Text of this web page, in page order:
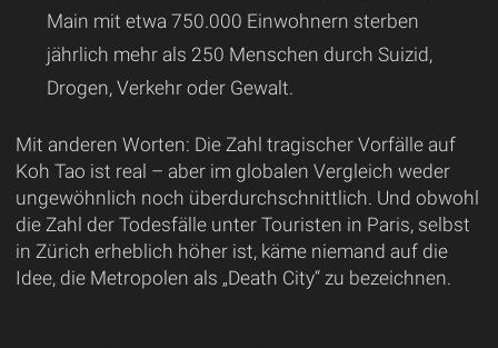
Main mit etwa 750.000 Einwohnern sterben
jährlich mehr als 250 Menschen durch Suizid,
Drogen, Verkehr oder Gewalt.
Mit anderen Worten: Die Zahl tragischer Vorfälle auf
Koh Tao ist real – aber im globalen Vergleich weder
ungewöhnlich noch überdurchschnittlich. Und obwohl
die Zahl der Todesfälle unter Touristen in Paris, selbst
in Zürich erheblich höher ist, käme niemand auf die
Idee, die Metropolen als „Death City“ zu bezeichnen.